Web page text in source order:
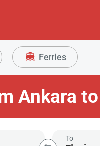
Ferries
Ankara
To